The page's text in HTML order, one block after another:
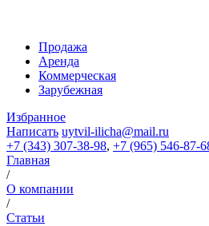
Продажа
Аренда
Коммерческая
Зарубежная
Избранное
Написать uytvil-ilicha@mail.ru
+7 (343) 307-38-98, +7 (965) 546-87-
Главная
/
О компании
/
Статьи